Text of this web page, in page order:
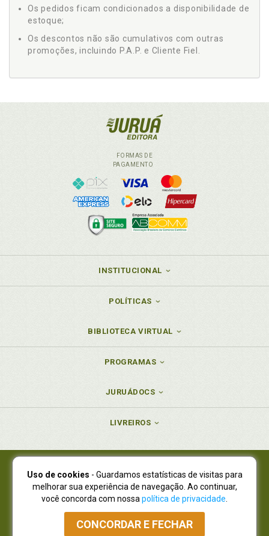
Os pedidos ficam condicionados a disponibilidade de
estoque;
Os descontos não são cumulativos com outras
promoções, incluindo P.A.P. e Cliente Fiel.
FORMAS DE
PAGAMENTO
INSTITUCIONAL
POLÍTICAS
BIBLIOTECA VIRTUAL
PROGRAMAS
JURUÁDOCS
LIVREIROS
Juruá Editora Ltda., CNPJ 77.535.508/0001-19
Juruá Informática Ltda., CNPJ 01.701.561/0001-80
NOVO ENDEREÇO:R. Flávio Dallegrave, 7665, São Lourenço |
Curitiba - Paraná - CEP 82210-310
Atendimento: (41) 4009-3900|Vendas Atacado: (41) 4009-3939
Uso de cookies - Guardamos estatísticas de visitas para
melhorar sua experiência de navegação. Ao continuar,
você concorda com nossa política de privacidade
CONCORDAR E FECHAR